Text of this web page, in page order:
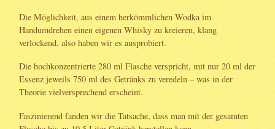
Die Möglichkeit, aus einem herkömmlichen Wodka im
Handumdrehen einen eigenen Whisky zu kreieren, klang
verlockend, also haben wir es ausprobiert.
Die hochkonzentrierte 280 ml Flasche verspricht, mit nur 20 ml der
Essenz jeweils 750 ml des Getränks zu veredeln – was in der
Theorie vielversprechend erscheint.
Faszinierend fanden wir die Tatsache, dass man mit der gesamten